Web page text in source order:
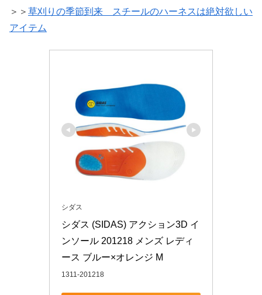
＞＞ 草刈りの季節到来 スチールのハーネスは絶対欲しい
アイテム
シダス
シダス (SIDAS) アクション3D イ
ンソール 201218 メンズ レディ
ース ブルー×オレンジ M
1311-201218